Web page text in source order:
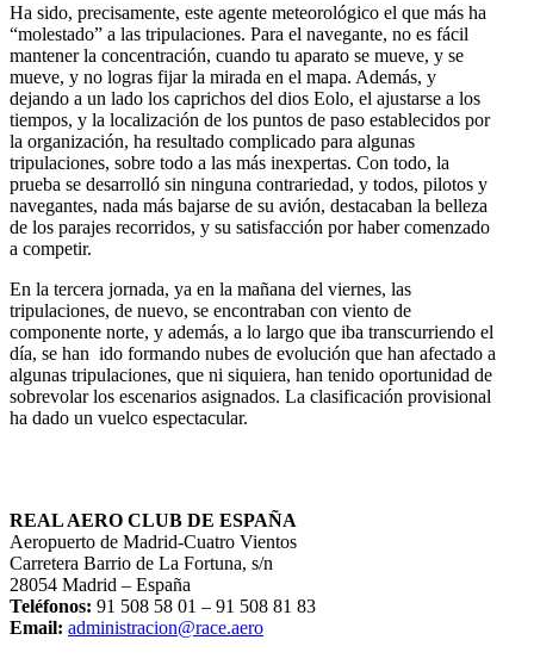
Ha sido, precisamente, este agente meteorológico el que más ha
“molestado” a las tripulaciones. Para el navegante, no es fácil
mantener la concentración, cuando tu aparato se mueve, y se
mueve, y no logras fijar la mirada en el mapa. Además, y
dejando a un lado los caprichos del dios Eolo, el ajustarse a los
tiempos, y la localización de los puntos de paso establecidos por
la organización, ha resultado complicado para algunas
tripulaciones, sobre todo a las más inexpertas. Con todo, la
prueba se desarrolló sin ninguna contrariedad, y todos, pilotos y
navegantes, nada más bajarse de su avión, destacaban la belleza
de los parajes recorridos, y su satisfacción por haber comenzado
a competir.
En la tercera jornada, ya en la mañana del viernes, las
tripulaciones, de nuevo, se encontraban con viento de
componente norte, y además, a lo largo que iba transcurriendo el
día, se han ido formando nubes de evolución que han afectado a
algunas tripulaciones, que ni siquiera, han tenido oportunidad de
sobrevolar los escenarios asignados. La clasificación provisional
ha dado un vuelco espectacular.
REAL AERO CLUB DE ESPAÑA
Aeropuerto de Madrid-Cuatro Vientos
Carretera Barrio de La Fortuna, s/n
28054 Madrid – España
Teléfonos: 91 508 58 01 – 91 508 81 83
Email: administracion@race.aero